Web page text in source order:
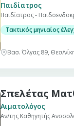
Παιδίατρος
Παιδίατρος -
Τακτικός μηνιαίος
Βασ. Όλγας 89, Θεσ/
Σπελέτας
Αιματολόγος
Αν/της Καθηγητής